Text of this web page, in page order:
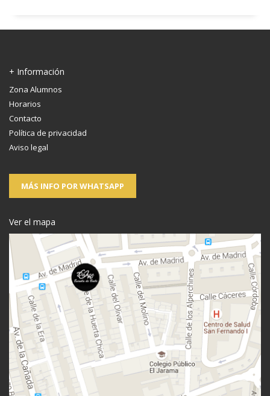
+ Información
Zona Alumnos
Horarios
Contacto
Política de privacidad
Aviso legal
MÁS INFO POR WHATSAPP
Ver el mapa